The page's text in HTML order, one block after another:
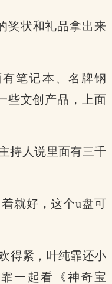
奖状和礼品拿出来
笔记本、名牌钢
些文创产品，上面
持人说里面有三千
就好，这个u盘可
得紧，叶纯霏还小
一起看《神奇宝